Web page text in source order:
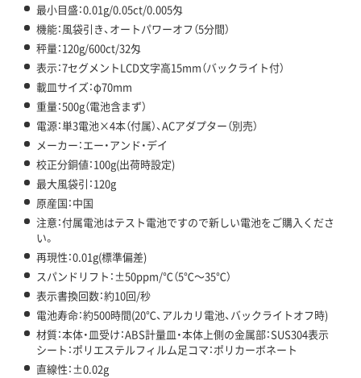
最小目盛：0.01g/0.05ct/0.005匁
機能：風袋引き、オートパワーオフ（5分間）
秤量：120g/600ct/32匁
表示：7セグメントLCD文字高15mm（バックライト付）
載皿サイズ：φ70mm
重量：500g（電池含まず）
電源：単3電池×4本（付属）、ACアダプター（別売）
メーカー：エー・アンド・デイ
校正分銅値：100g(出荷時設定)
最大風袋引：120g
原産国：中国
注意：付属電池はテスト電池ですので新しい電池をご購入くださ
い。
再現性：0.01g(標準偏差)
スパンドリフト：±50ppm/℃（5℃～35℃）
表示書換回数：約10回/秒
電池寿命：約500時間(20℃、アルカリ電池、バックライトオフ時)
材質：本体・皿受け：ABS計量皿・本体上側の金属部：SUS304表示
シート：ポリエステルフィルム足コマ：ポリカーボネート
直線性：±0.02g